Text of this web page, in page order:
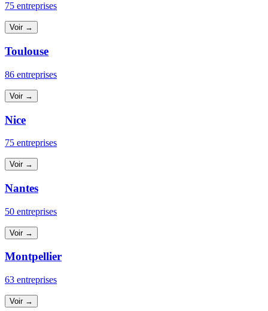
75 entreprises
Voir →
Toulouse
86 entreprises
Voir →
Nice
75 entreprises
Voir →
Nantes
50 entreprises
Voir →
Montpellier
63 entreprises
Voir →